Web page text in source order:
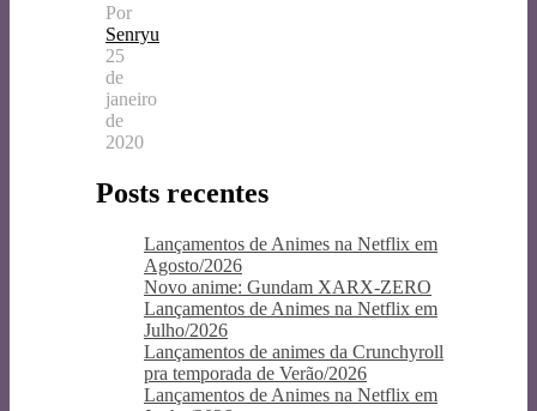
Por
Senryu
25
de
janeiro
de
2020
Posts recentes
Lançamentos de Animes na Netflix em
Agosto/2026
Novo anime: Gundam XARX-ZERO
Lançamentos de Animes na Netflix em
Julho/2026
Lançamentos de animes da Crunchyroll
pra temporada de Verão/2026
Lançamentos de Animes na Netflix em